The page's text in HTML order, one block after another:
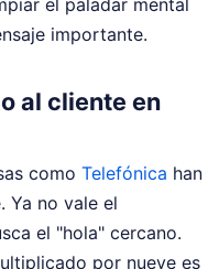
el paladar mental
importante.
al cliente en
como Telefónica han
Ya no vale el
el "hola" cercano.
por nueve es